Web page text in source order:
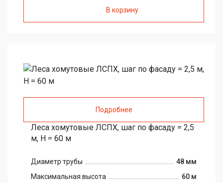
В корзину
Подробнее
Леса хомутовые ЛСПХ, шаг по фасаду = 2,5
м, H = 60 м
Диаметр трубы
48 мм
Максимальная высота
60 м